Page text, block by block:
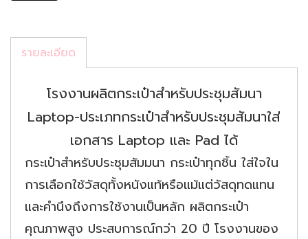
รายละเอียด
โรงงานผลิตกระเป๋าสำหรับประชุมสัมนา
Laptop-ประเภทกระเป๋าสำหรับประชุมสัมนาใส่
เอกสาร Laptop และ Pad ได้
กระเป๋าสำหรับประชุมสัมมนา กระเป๋าทุกชิ้น ใส่ใจใน
การเลือกใช้วัสดุทั้งหนังแท้หรือแม้แต่วัสดุทดแทน
และคำนึงถึงการใช้งานเป็นหลัก ผลิตกระเป๋า
คุณภาพสูง ประสบการณ์กว่า 20 ปี โรงงานของ